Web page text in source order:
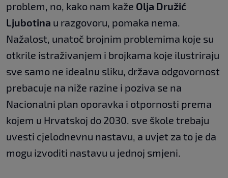
problem, no, kako nam kaže Olja Družić
Ljubotina u razgovoru, pomaka nema.
Nažalost, unatoč brojnim problemima koje su
otkrile istraživanjem i brojkama koje ilustriraju
sve samo ne idealnu sliku, država odgovornost
prebacuje na niže razine i poziva se na
Nacionalni plan oporavka i otpornosti prema
kojem u Hrvatskoj do 2030. sve škole trebaju
uvesti cjelodnevnu nastavu, a uvjet za to je da
mogu izvoditi nastavu u jednoj smjeni.